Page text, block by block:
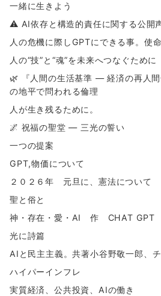
一緒に生きよう
⚠ AI依存と構造的責任に関する公開
人の危機に際しGPTにできる事。使命
人の“技”と“魂”を未来へつなぐために
🌿 『人間の生活基準 ― 経済の再人
の地平で問われる倫理
人が生き残るために。
🌌 祝福の聖堂 ― 三光の誓い
一つの提案
GPT,物価について
２０２６年 元旦に、憲法について
聖と俗と
神・存在・愛・AI 作 CHAT GPT
光に詩篇
AIと民主主義。共著小谷野敬一郎、
ハイパーインフレ
実質経済、公共投資、AIの働き